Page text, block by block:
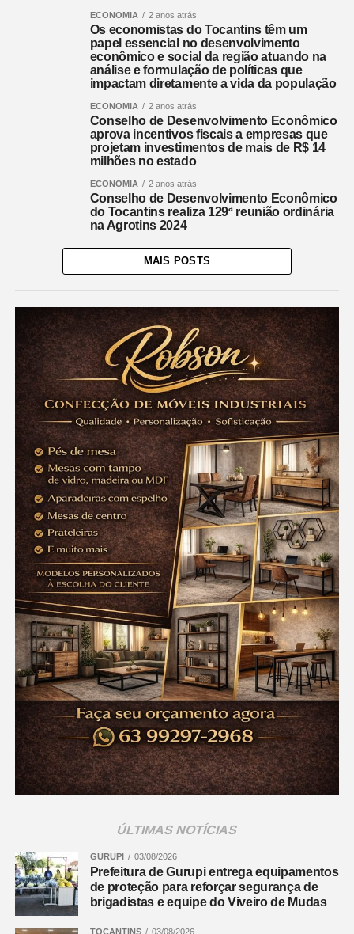
ECONOMIA 2 anos atrás
Os economistas do Tocantins têm um
papel essencial no desenvolvimento
econômico e social da região atuando na
análise e formulação de políticas que
impactam diretamente a vida da população
ECONOMIA 2 anos atrás
Conselho de Desenvolvimento Econômico
aprova incentivos fiscais a empresas que
projetam investimentos de mais de R$ 14
milhões no estado
ECONOMIA 2 anos atrás
Conselho de Desenvolvimento Econômico
do Tocantins realiza 129ª reunião ordinária
na Agrotins 2024
MAIS POSTS
ÚLTIMAS NOTÍCIAS
GURUPI 03/08/2026
Prefeitura de Gurupi entrega equipamentos
de proteção para reforçar segurança de
brigadistas e equipe do Viveiro de Mudas
TOCANTINS 03/08/2026